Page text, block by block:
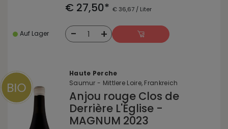
€ 27,50* € 36,67 / Liter
Auf Lager - 1 +
Haute Perche
Saumur - Mittlere Loire, Frankreich
Anjou rouge Clos de
Derrière L'Église -
MAGNUM 2023